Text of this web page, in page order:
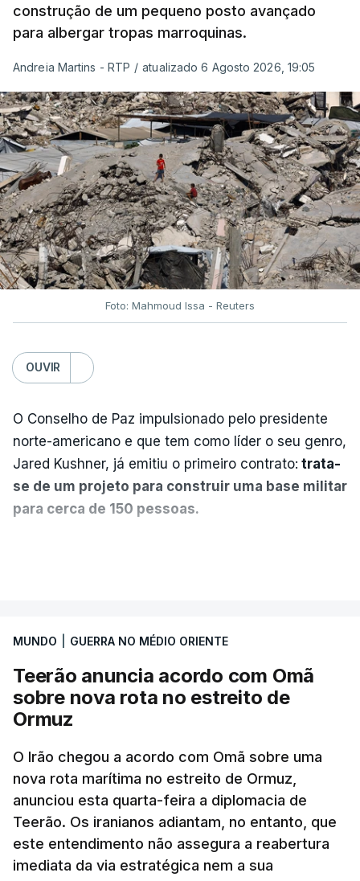
construção de um pequeno posto avançado
para albergar tropas marroquinas.
Andreia Martins - RTP / atualizado 6 Agosto 2026, 19:05
Foto: Mahmoud Issa - Reuters
OUVIR
O Conselho de Paz impulsionado pelo presidente
norte-americano e que tem como líder o seu genro,
Jared Kushner, já emitiu o primeiro contrato: trata-
se de um projeto para construir uma base militar
para cerca de 150 pessoas.
que já colaborou com a Administração norte-
americana em projetos no Médio Oriente,
nomeadamente no Iraque.
militar deverá ficar nos 60 por cento de
território de Gaza que Israel controla e a cerca
de 1,5 quilómetros da fronteira com Israel.
Permite, desta forma, uma extração rápida em
caso de ataque.
MUNDO GUERRA NO MÉDIO ORIENTE
Teerão anuncia acordo com Omã
sobre nova rota no estreito de
Ormuz
O Irão chegou a acordo com Omã sobre uma
nova rota marítima no estreito de Ormuz,
anunciou esta quarta-feira a diplomacia de
Teerão. Os iranianos adiantam, no entanto, que
este entendimento não assegura a reabertura
imediata da via estratégica nem a sua